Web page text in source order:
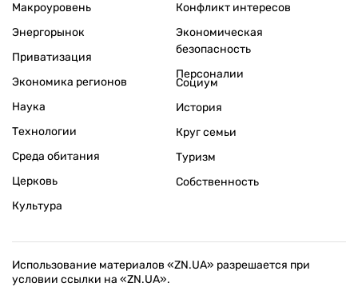
Макроуровень
Энергорынок
Приватизация
Экономика регионов
Конфликт интересов
Экономическая
безопасность
Персоналии
Наука
Технологии
Среда обитания
Церковь
Культура
Социум
История
Круг семьи
Туризм
Собственность
Использование материалов «ZN.UA» разрешается при
условии ссылки на «ZN.UA».